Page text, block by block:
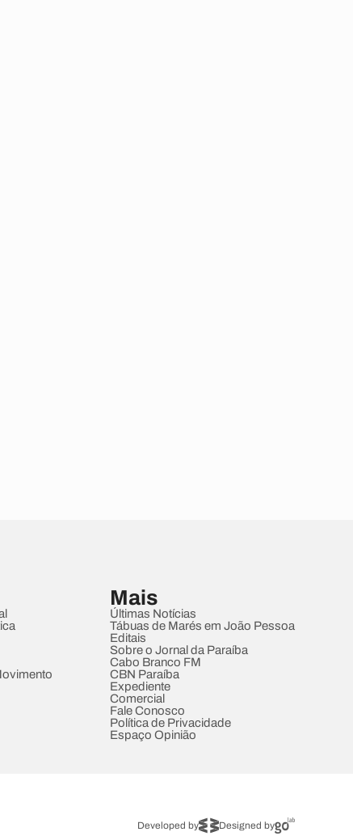
Mais
Últimas Notícias
Tábuas de Marés em João Pessoa
Editais
Sobre o Jornal da Paraíba
Cabo Branco FM
CBN Paraíba
Expediente
Comercial
Fale Conosco
Política de Privacidade
Espaço Opinião
Developed by Designed by